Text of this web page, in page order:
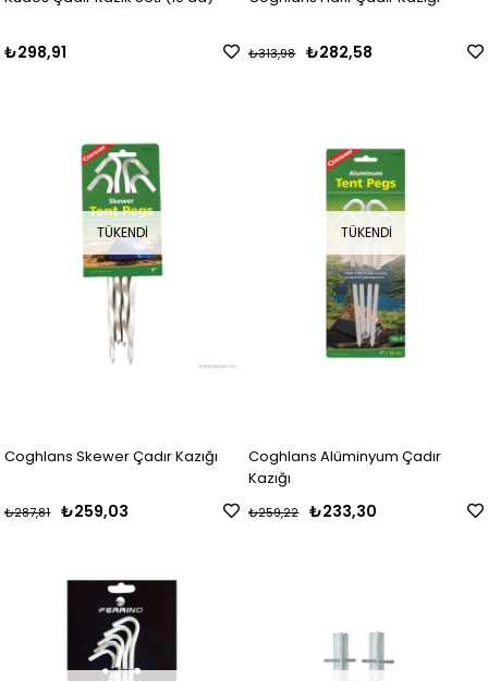
₺298,91 ₺282,58
₺313,98
TÜKENDI
Coghlans Skewer Çadır Kazığı
₺259,03
₺287,81
TÜKENDI
Coghlans Alüminyum Çadır
Kazığı
₺233,30
₺259,22